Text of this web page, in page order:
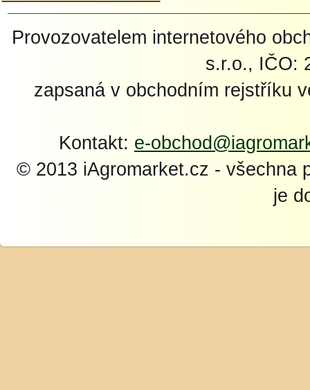
Provozovatelem internetového
s.r.o., IČO:
zapsaná v obchodním rejstříku
Kontakt: e-
© 2013 iAgromarket.cz - všechna
je